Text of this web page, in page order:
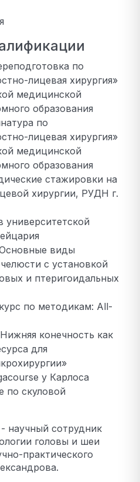
по
лицевая хирургия»
медицинской
образования
по
лицевая хирургия»
медицинской
образования
стажировки на
хирургии, РУДН г.
университетской
виды
с установкой
и птеригоидальных
по методикам: All-
конечность как
для
у Карлоса
по скуловой
- научный сотрудник
головы и шеи
практического